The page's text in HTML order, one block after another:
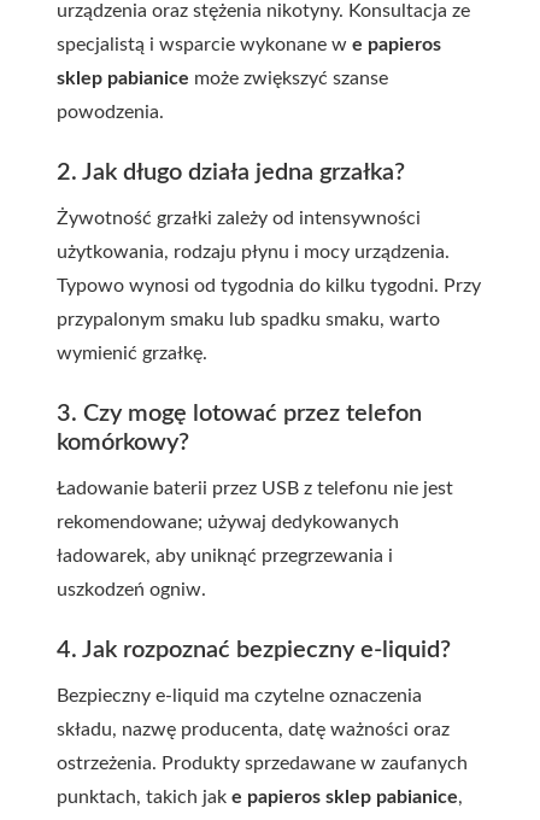
urządzenia oraz stężenia nikotyny. Konsultacja ze
specjalistą i wsparcie wykonane w e papieros
sklep pabianice może zwiększyć szanse
powodzenia.
2. Jak długo działa jedna grzałka?
Żywotność grzałki zależy od intensywności
użytkowania, rodzaju płynu i mocy urządzenia.
Typowo wynosi od tygodnia do kilku tygodni. Przy
przypalonym smaku lub spadku smaku, warto
wymienić grzałkę.
3. Czy mogę lotować przez telefon
komórkowy?
Ładowanie baterii przez USB z telefonu nie jest
rekomendowane; używaj dedykowanych
ładowarek, aby uniknąć przegrzewania i
uszkodzeń ogniw.
4. Jak rozpoznać bezpieczny e-liquid?
Bezpieczny e-liquid ma czytelne oznaczenia
składu, nazwę producenta, datę ważności oraz
ostrzeżenia. Produkty sprzedawane w zaufanych
punktach, takich jak e papieros sklep pabianice,